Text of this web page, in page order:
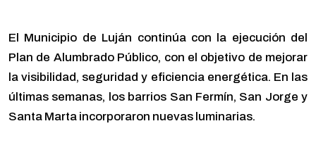
El Municipio de Luján continúa con la ejecución del
Plan de Alumbrado Público, con el objetivo de mejorar
la visibilidad, seguridad y eficiencia energética. En las
últimas semanas, los barrios San Fermín, San Jorge y
Santa Marta incorporaron nuevas luminarias.